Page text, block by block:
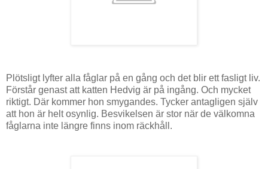
Plötsligt lyfter alla fåglar på en gång och det blir ett fasligt liv.
Förstår genast att katten Hedvig är på ingång. Och mycket
riktigt. Där kommer hon smygandes. Tycker antagligen själv
att hon är helt osynlig. Besvikelsen är stor när de välkomna
fåglarna inte längre finns inom räckhåll.